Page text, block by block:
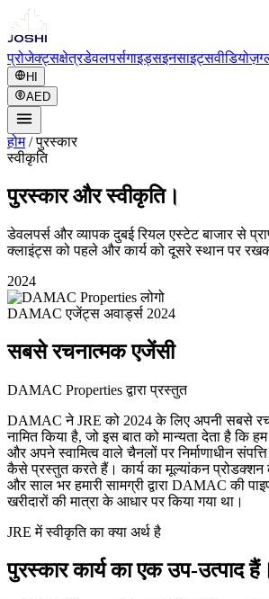
प्रोजेक्ट्सक्षेत्रडेवलपर्सगाइड्सइनसाइट्सवीडियोज़
HI
AED
होम/पुरस्कार
स्वीकृति
पुरस्कार और स्वीकृति।
डेवलपर्स और व्यापक दुबई रियल एस्टेट बाजार से
क्लाइंट्स को पहले और कार्य को दूसरे स्थान पर
2024
DAMAC एजेंट्स अवार्ड्स 2024
सबसे रचनात्मक एजेंसी
DAMAC Properties द्वारा प्रस्तुत
DAMAC ने JRE को 2024 के लिए अपनी सबसे
नामित किया है, जो इस बात को मान्यता देता है कि
और अपने स्वामित्व वाले चैनलों पर निर्माणाधीन
कैसे प्रस्तुत करते हैं। कार्य का मूल्यांकन प्रोडक्शन
और साल भर हमारी सामग्री द्वारा DAMAC की
खरीदारों की मात्रा के आधार पर किया गया था।
JRE में स्वीकृति का क्या अर्थ है
पुरस्कार कार्य का एक उप-उत्पाद